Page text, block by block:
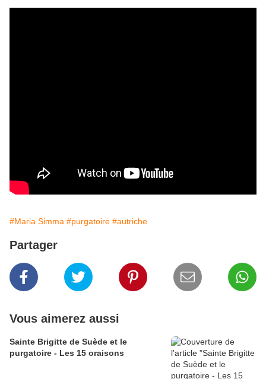
#Maria Simma #purgatoire #autriche
Partager
Vous aimerez aussi
Sainte Brigitte de Suède et le
purgatoire - Les 15 oraisons